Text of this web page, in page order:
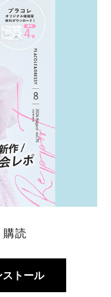
購読
ストール